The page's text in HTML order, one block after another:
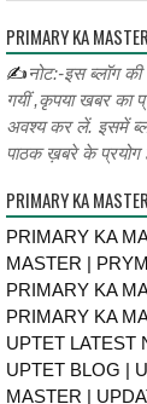
PRIMARY KA
✍नोट:-इस ब्लॉग
गयीं ,कृपया खबर का
अवश्य कर लें. इसमें
पाठक ख़बरे के प्रयोग
PRIMARY KA
PRIMARY KA
MASTER |
PRIMARY KA
PRIMARY KA
UPTET LATEST
UPTET BLOG |
MASTER |